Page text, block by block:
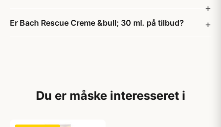
Er Bach Rescue Creme &bull; 30 ml. på tilbud?
Du er måske interesseret i